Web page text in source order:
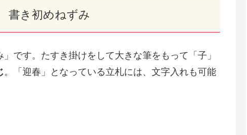
書き初めねずみ
です。たすき掛けをして大きな筆をもって「子」
。「迎春」となっている立札には、文字入れも可能